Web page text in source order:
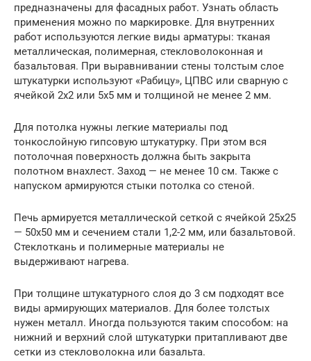
предназначены для фасадных работ. Узнать область
применения можно по маркировке. Для внутренних
работ используются легкие виды арматуры: тканая
металлическая, полимерная, стекловолоконная и
базальтовая. При выравнивании стены толстым слое
штукатурки используют «Рабицу», ЦПВС или сварную с
ячейкой 2х2 или 5х5 мм и толщиной не менее 2 мм.
Для потолка нужны легкие материалы под
тонкослойную гипсовую штукатурку. При этом вся
потолочная поверхность должна быть закрыта
полотном внахлест. Заход — не менее 10 см. Также с
напуском армируются стыки потолка со стеной.
Печь армируется металлической сеткой с ячейкой 25х25
— 50х50 мм и сечением стали 1,2-2 мм, или базальтовой.
Стеклоткань и полимерные материалы не
выдерживают нагрева.
При толщине штукатурного слоя до 3 см подходят все
виды армирующих материалов. Для более толстых
нужен металл. Иногда пользуются таким способом: на
нижний и верхний слой штукатурки притапливают две
сетки из стекловолокна или базальта.